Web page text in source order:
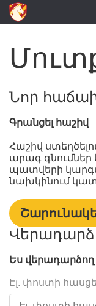
Նոր
Գրանցել հաշիվ
Հաշիվ
արագ գնումներ
պատվերի
նախկինում
Ես
Էլ. փոստի հասցե